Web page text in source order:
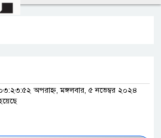
অপরাহ্ন, মঙ্গলবার, ৫ নভেম্বর ২০২৪